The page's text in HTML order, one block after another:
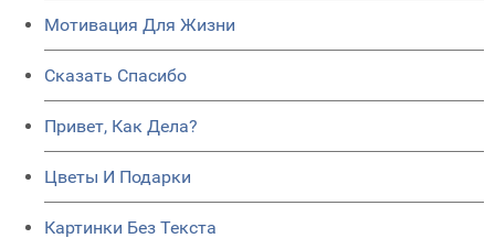
Мотивация Для Жизни
Сказать Спасибо
Привет, Как Дела?
Цветы И Подарки
Картинки Без Текста